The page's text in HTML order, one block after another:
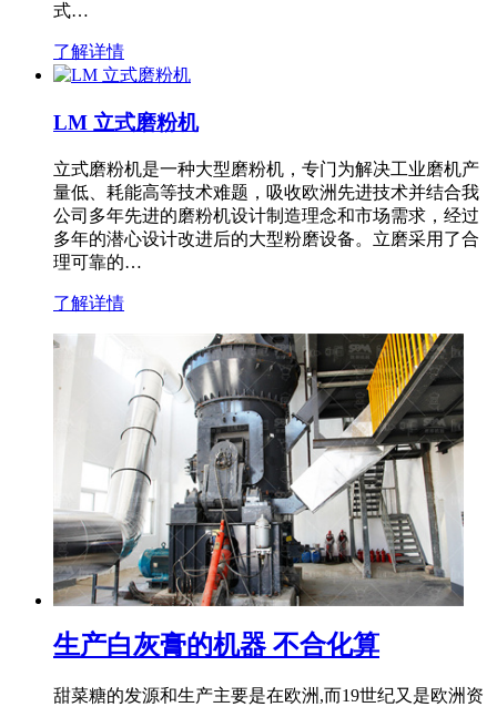
式…
了解详情
LM 立式磨粉机
立式磨粉机是一种大型磨粉机，专门为解决工业磨机产
量低、耗能高等技术难题，吸收欧洲先进技术并结合我
公司多年先进的磨粉机设计制造理念和市场需求，经过
多年的潜心设计改进后的大型粉磨设备。立磨采用了合
理可靠的…
了解详情
生产白灰膏的机器 不合化算
甜菜糖的发源和生产主要是在欧洲,而19世纪又是欧洲资